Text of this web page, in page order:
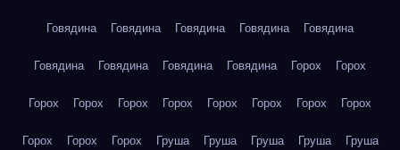
Говядина Говядина Говядина Говядина Говядина
Говядина Говядина Говядина Говядина Горох Горох
Горох Горох Горох Горох Горох Горох Горох Горох
Горох Горох Горох Груша Груша Груша Груша Груша